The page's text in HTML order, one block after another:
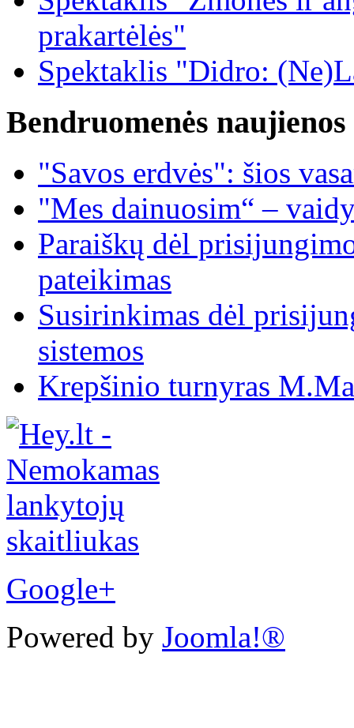
prakartėlės"
Spektaklis "Didro:
Bendruomenės naujienos
"Savos erdvės": šios
"Mes dainuosim“ –
Paraiškų dėl
pateikimas
Susirinkimas dėl
sistemos
Krepšinio turnyras
Google+
Powered by Joomla!®